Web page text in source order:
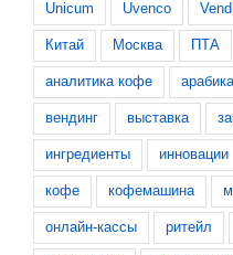
Unicum Uvenco
Китай Москва ПТА
аналитика кофе арабика
вендинг выставка
ингредиенты инновации
кофе кофемашина
онлайн-кассы ритейл